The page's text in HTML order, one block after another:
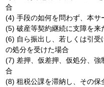
合
(4) 手段の如何を問わず、本サ
(5) 破産等契約継続に支障を来
(6) 自ら振出し、若しくは引受
の処分を受けた場合
(7) 差押、仮差押、仮処分、
合
(8) 租税公課を滞納し、その保